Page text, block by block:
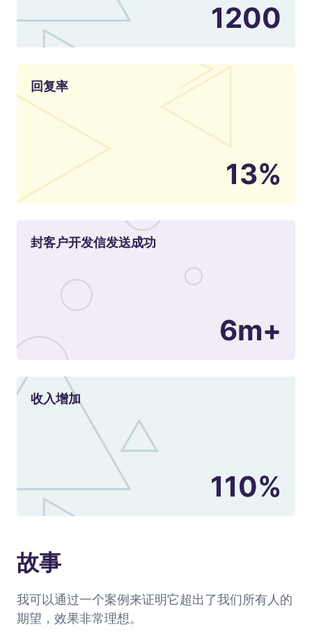
1200
回复率
13%
封客户开发信发送成功
6m+
收入增加
110%
故事
我可以通过一个案例来证明它超出了我们所有人的
期望，效果非常理想。